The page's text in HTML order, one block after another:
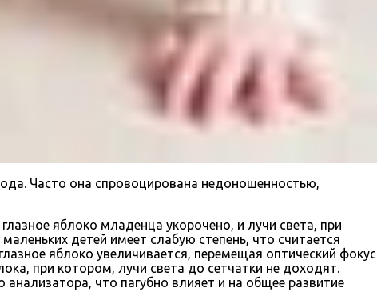
Часто она спровоцирована недоношенностью,
яблоко младенца укорочено, и лучи света, при
детей имеет слабую степень, что считается
яблоко увеличивается, перемещая оптический фокус
при котором, лучи света до сетчатки не доходят.
что пагубно влияет и на общее развитие